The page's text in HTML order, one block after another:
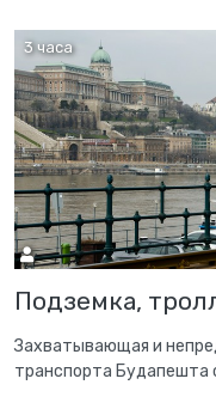
3 часа
Подземка,
Захватывающая и
транспорта